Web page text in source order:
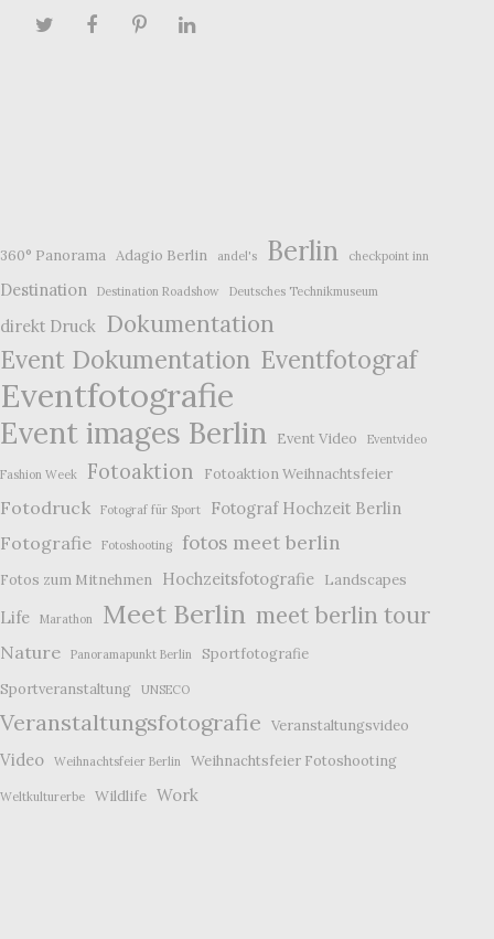
360° Panorama Adagio Berlin andel's Berlin checkpoint inn
Destination Destination Roadshow Deutsches Technikmuseum
direkt Druck Dokumentation
Event Dokumentation Eventfotograf
Eventfotografie
Event images Berlin Event Video Eventvideo
Fashion Week Fotoaktion Fotoaktion Weihnachtsfeier
Fotodruck Fotograf für Sport Fotograf Hochzeit Berlin
Fotografie Fotoshooting fotos meet berlin
Fotos zum Mitnehmen Hochzeitsfotografie Landscapes
Life Marathon Meet Berlin meet berlin tour
Nature Panoramapunkt Berlin
Sportfotografie
Sportveranstaltung
UNSECO
Veranstaltungsfotografie Veranstaltungsvideo
Video Weihnachtsfeier Berlin Weihnachtsfeier Fotoshooting
Weltkulturerbe Wildlife Work